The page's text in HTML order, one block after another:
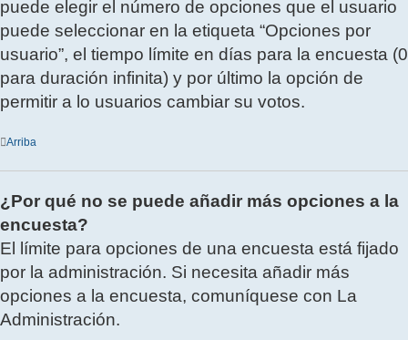
puede elegir el número de opciones que el usuario
puede seleccionar en la etiqueta “Opciones por
usuario”, el tiempo límite en días para la encuesta (0
para duración infinita) y por último la opción de
permitir a lo usuarios cambiar su votos.
Arriba
¿Por qué no se puede añadir más opciones a la
encuesta?
El límite para opciones de una encuesta está fijado
por la administración. Si necesita añadir más
opciones a la encuesta, comuníquese con La
Administración.